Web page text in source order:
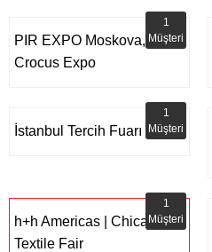
PIR EXPO Moskova,
Crocus Expo
1
Müşteri
İstanbul Tercih Fuarı
1
Müşteri
h+h Americas | Chicago
Textile Fair
1
Müşteri